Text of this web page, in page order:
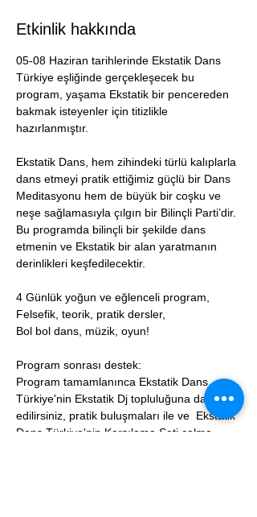
Etkinlik hakkında
05-08 Haziran tarihlerinde Ekstatik Dans
Türkiye eşliğinde gerçekleşecek bu
program, yaşama Ekstatik bir pencereden
bakmak isteyenler için titizlikle
hazırlanmıştır.
Ekstatik Dans, hem zihindeki türlü kalıplarla
dans etmeyi pratik ettiğimiz güçlü bir Dans
Meditasyonu hem de büyük bir coşku ve
neşe sağlamasıyla çılgın bir Bilinçli Parti’dir.
Bu programda bilinçli bir şekilde dans
etmenin ve Ekstatik bir alan yaratmanın
derinlikleri keşfedilecektir.
4 Günlük yoğun ve eğlenceli program,
Felsefik, teorik, pratik dersler,
Bol bol dans, müzik, oyun!
Program sonrası destek:
Program tamamlanınca Ekstatik Dans
Türkiye'nin Ekstatik Dj topluluğuna dahil
edilirsiniz, pratik buluşmaları ile ve  Ekstatik
Dans Türkiye'nin Karşılama Seti çalma